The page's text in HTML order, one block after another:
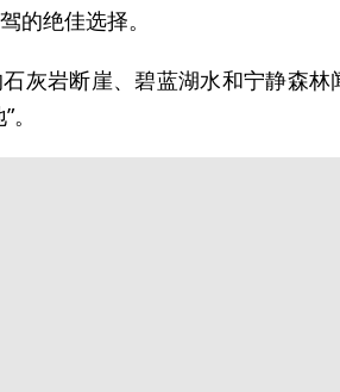
的绝佳选择。
灰岩断崖、碧蓝湖水和宁静森